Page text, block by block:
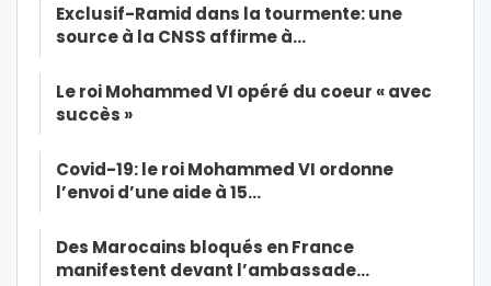
Exclusif-Ramid dans la tourmente: une
source à la CNSS affirme à…
Le roi Mohammed VI opéré du coeur « avec
succès »
Covid-19: le roi Mohammed VI ordonne
l’envoi d’une aide à 15…
Des Marocains bloqués en France
manifestent devant l’ambassade…